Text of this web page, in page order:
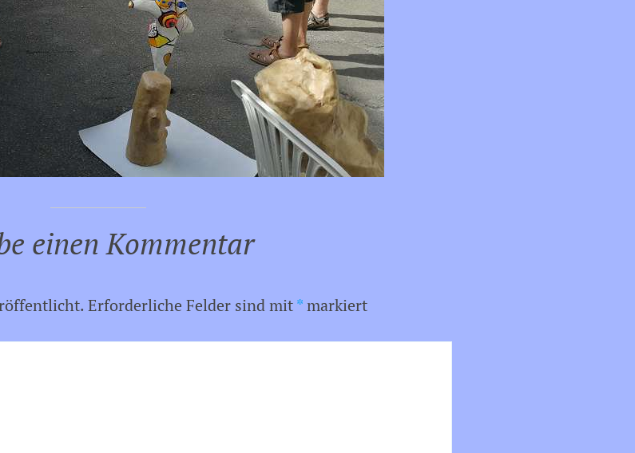
einen Kommentar
Erforderliche Felder sind mit*markiert